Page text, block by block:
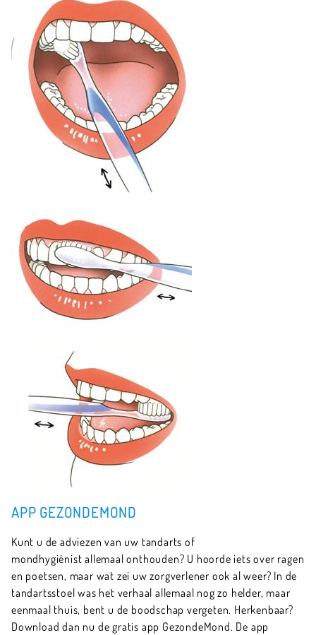
APP GEZONDEMOND
Kunt u de adviezen van uw tandarts of
mondhygiënist allemaal onthouden? U hoorde iets over ragen
en poetsen, maar wat zei uw zorgverlener ook al weer? In de
tandartsstoel was het verhaal allemaal nog zo helder, maar
eenmaal thuis, bent u de boodschap vergeten. Herkenbaar?
Download dan nu de gratis app GezondeMond. De app